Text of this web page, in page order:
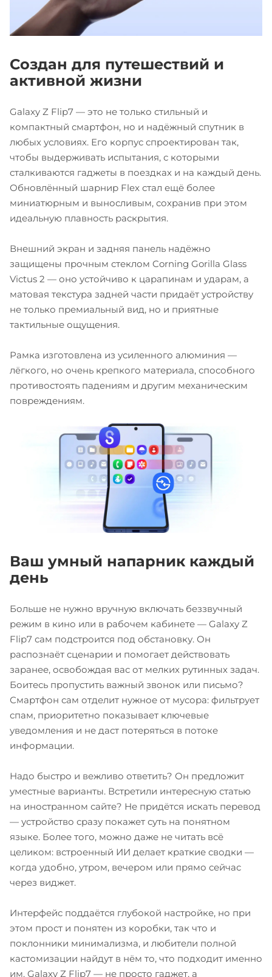
Создан для путешествий и
активной жизни
Galaxy Z Flip7 — это не только стильный и
компактный смартфон, но и надёжный спутник в
любых условиях. Его корпус спроектирован так,
чтобы выдерживать испытания, с которыми
сталкиваются гаджеты в поездках и на каждый день.
Обновлённый шарнир Flex стал ещё более
миниатюрным и выносливым, сохранив при этом
идеальную плавность раскрытия.
Внешний экран и задняя панель надёжно
защищены прочным стеклом Corning Gorilla Glass
Victus 2 — оно устойчиво к царапинам и ударам, а
матовая текстура задней части придаёт устройству
не только премиальный вид, но и приятные
тактильные ощущения.
Рамка изготовлена из усиленного алюминия —
лёгкого, но очень крепкого материала, способного
противостоять падениям и другим механическим
повреждениям.
Ваш умный напарник каждый
день
Больше не нужно вручную включать беззвучный
режим в кино или в рабочем кабинете — Galaxy Z
Flip7 сам подстроится под обстановку. Он
распознаёт сценарии и помогает действовать
заранее, освобождая вас от мелких рутинных задач.
Боитесь пропустить важный звонок или письмо?
Смартфон сам отделит нужное от мусора: фильтрует
спам, приоритетно показывает ключевые
уведомления и не даст потеряться в потоке
информации.
Надо быстро и вежливо ответить? Он предложит
уместные варианты. Встретили интересную статью
на иностранном сайте? Не придётся искать перевод
— устройство сразу покажет суть на понятном
языке. Более того, можно даже не читать всё
целиком: встроенный ИИ делает краткие сводки —
когда удобно, утром, вечером или прямо сейчас
через виджет.
Интерфейс поддаётся глубокой настройке, но при
этом прост и понятен из коробки, так что и
поклонники минимализма, и любители полной
кастомизации найдут в нём то, что подходит именно
им. Galaxy Z Flip7 — не просто гаджет, а